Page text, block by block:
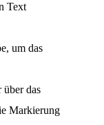
Text
um das
das
Markierung